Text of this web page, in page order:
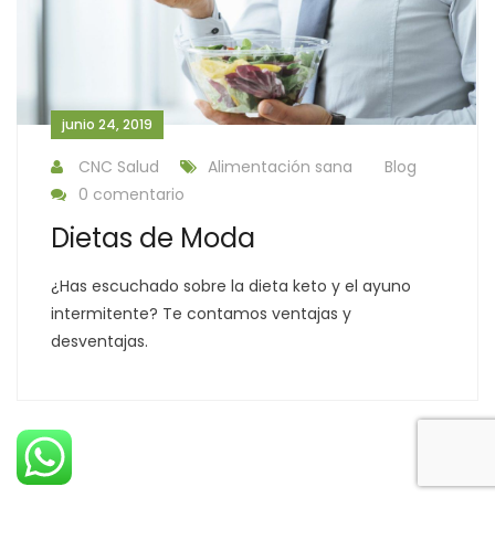
junio 24, 2019
CNC Salud Alimentación sana
Blog
0 comentario
Dietas de Moda
¿Has escuchado sobre la dieta keto y el ayuno
intermitente? Te contamos ventajas y
desventajas.